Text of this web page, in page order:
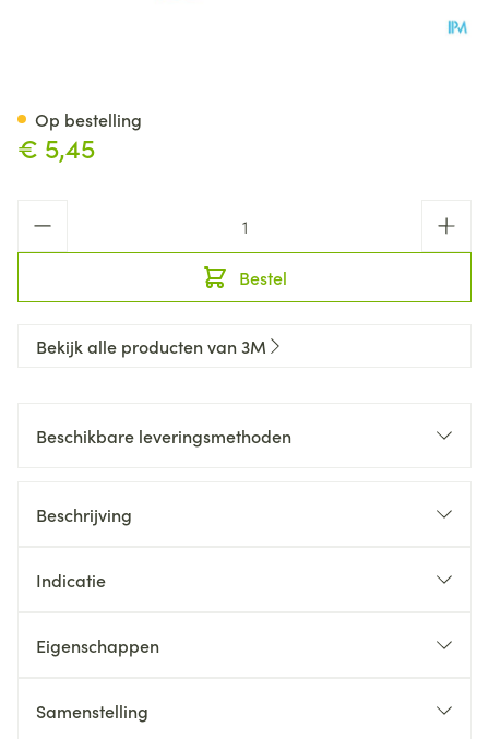
€ 5,45
Bestel
Op bestelling
Bekijk alle producten van 3M
Beschikbare leveringsmethoden
Beschrijving
Indicatie
Eigenschappen
Samenstelling